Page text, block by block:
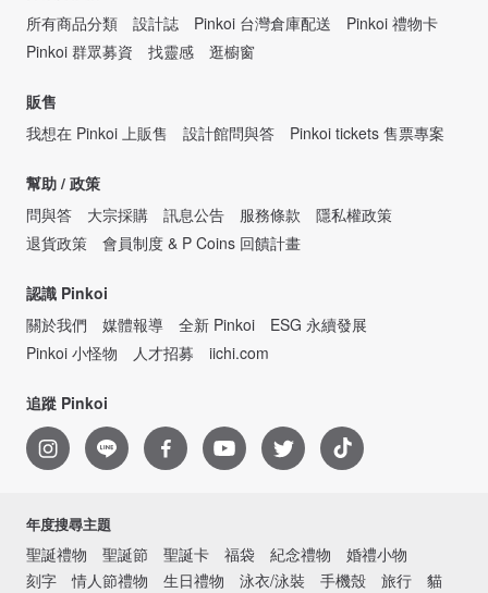
所有商品分類
設計誌 Pinkoi 台灣倉庫配送
Pinkoi 禮物卡
Pinkoi 群眾募資
找靈感 逛櫥窗
販售
我想在 Pinkoi 上販售
設計館問與答 Pinkoi tickets 售票專案
幫助 / 政策
問與答
大宗採購 訊息公告 服務條款
隱私權政策
退貨政策
會員制度 & P Coins 回饋計畫
認識 Pinkoi
關於我們
媒體報導 全新 Pinkoi
ESG 永續發展
Pinkoi 小怪物
人才招募 iichi.com
追蹤 Pinkoi
年度搜尋主題
聖誕禮物 聖誕節 聖誕卡 福袋 紀念禮物
婚禮小物
刻字
情人節禮物 生日禮物 泳衣/泳裝 手機殼 旅行 貓